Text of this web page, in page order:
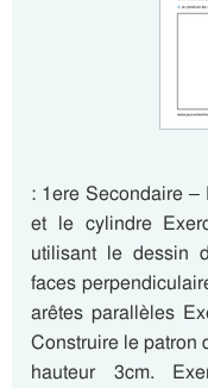
: 1ere Secondaire
et le cylindre
utilisant le dessin
faces
arêtes parallèles
Construire le patron
hauteur 3cm.